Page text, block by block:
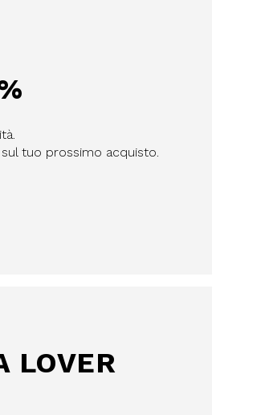
tuo prossimo acquisto.
LOVER